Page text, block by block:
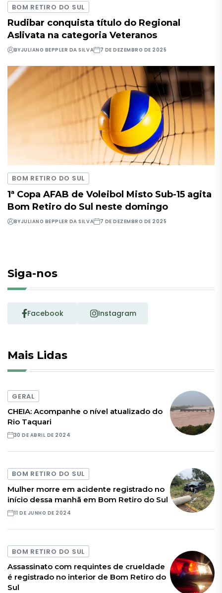
BOM RETIRO DO SUL
Rudibar conquista título do Regional
Aslivata na categoria Veteranos
BYJULIANO BEPPLER DA SILVA 7 DE DEZEMBRO DE 2025
BOM RETIRO DO SUL
1ª Copa AFAB de Voleibol Misto Sub-15 agita
Bom Retiro do Sul neste domingo
BYJULIANO BEPPLER DA SILVA 7 DE DEZEMBRO DE 2025
Siga-nos
Facebook Instagram
Mais Lidas
GERAL
CHEIA: Acompanhe o nível atualizado do
Rio Taquari
30 DE ABRIL DE 2024
BOM RETIRO DO SUL
Mulher morre em acidente registrado no
início dessa manhã em Bom Retiro do Sul
11 DE JUNHO DE 2024
BOM RETIRO DO SUL
Assassinato com requintes de crueldade
é registrado no interior de Bom Retiro do
Sul